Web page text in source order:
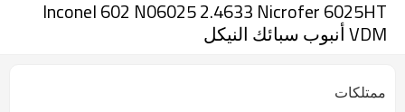
Inconel 602 N06025 2.4633 Nicrofer 6025HT
VDM أنبوب سبائك النيكل
ممتلكات